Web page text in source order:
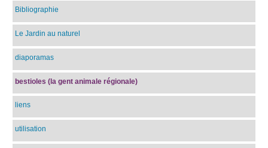
Bibliographie
Le Jardin au naturel
diaporamas
bestioles (la gent animale régionale)
liens
utilisation